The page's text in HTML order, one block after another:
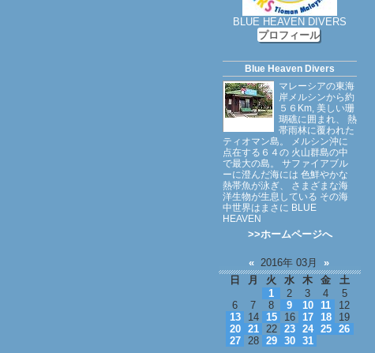
BLUE HEAVEN DIVERS
プロフィール
Blue Heaven Divers
マレーシアの東海
岸メルシンから約
５６Km, 美しい珊
瑚礁に囲まれ、 熱
帯雨林に覆われた
ティオマン島。 メルシン沖に
点在する６４の 火山群島の中
で最大の島。 サファイアブル
ーに澄んだ海には 色鮮やかな
熱帯魚が泳ぎ、 さまざまな海
洋生物が生息している その海
中世界はまさに BLUE
HEAVEN
>>ホームページへ
« 2016年 03月 »
日
月 火 水 木 金
土
1
2 3 4
5
6
7 8 9 10 11
12
13
14 15 16 17 18
19
20
21 22 23 24 25
26
27
28 29 30 31